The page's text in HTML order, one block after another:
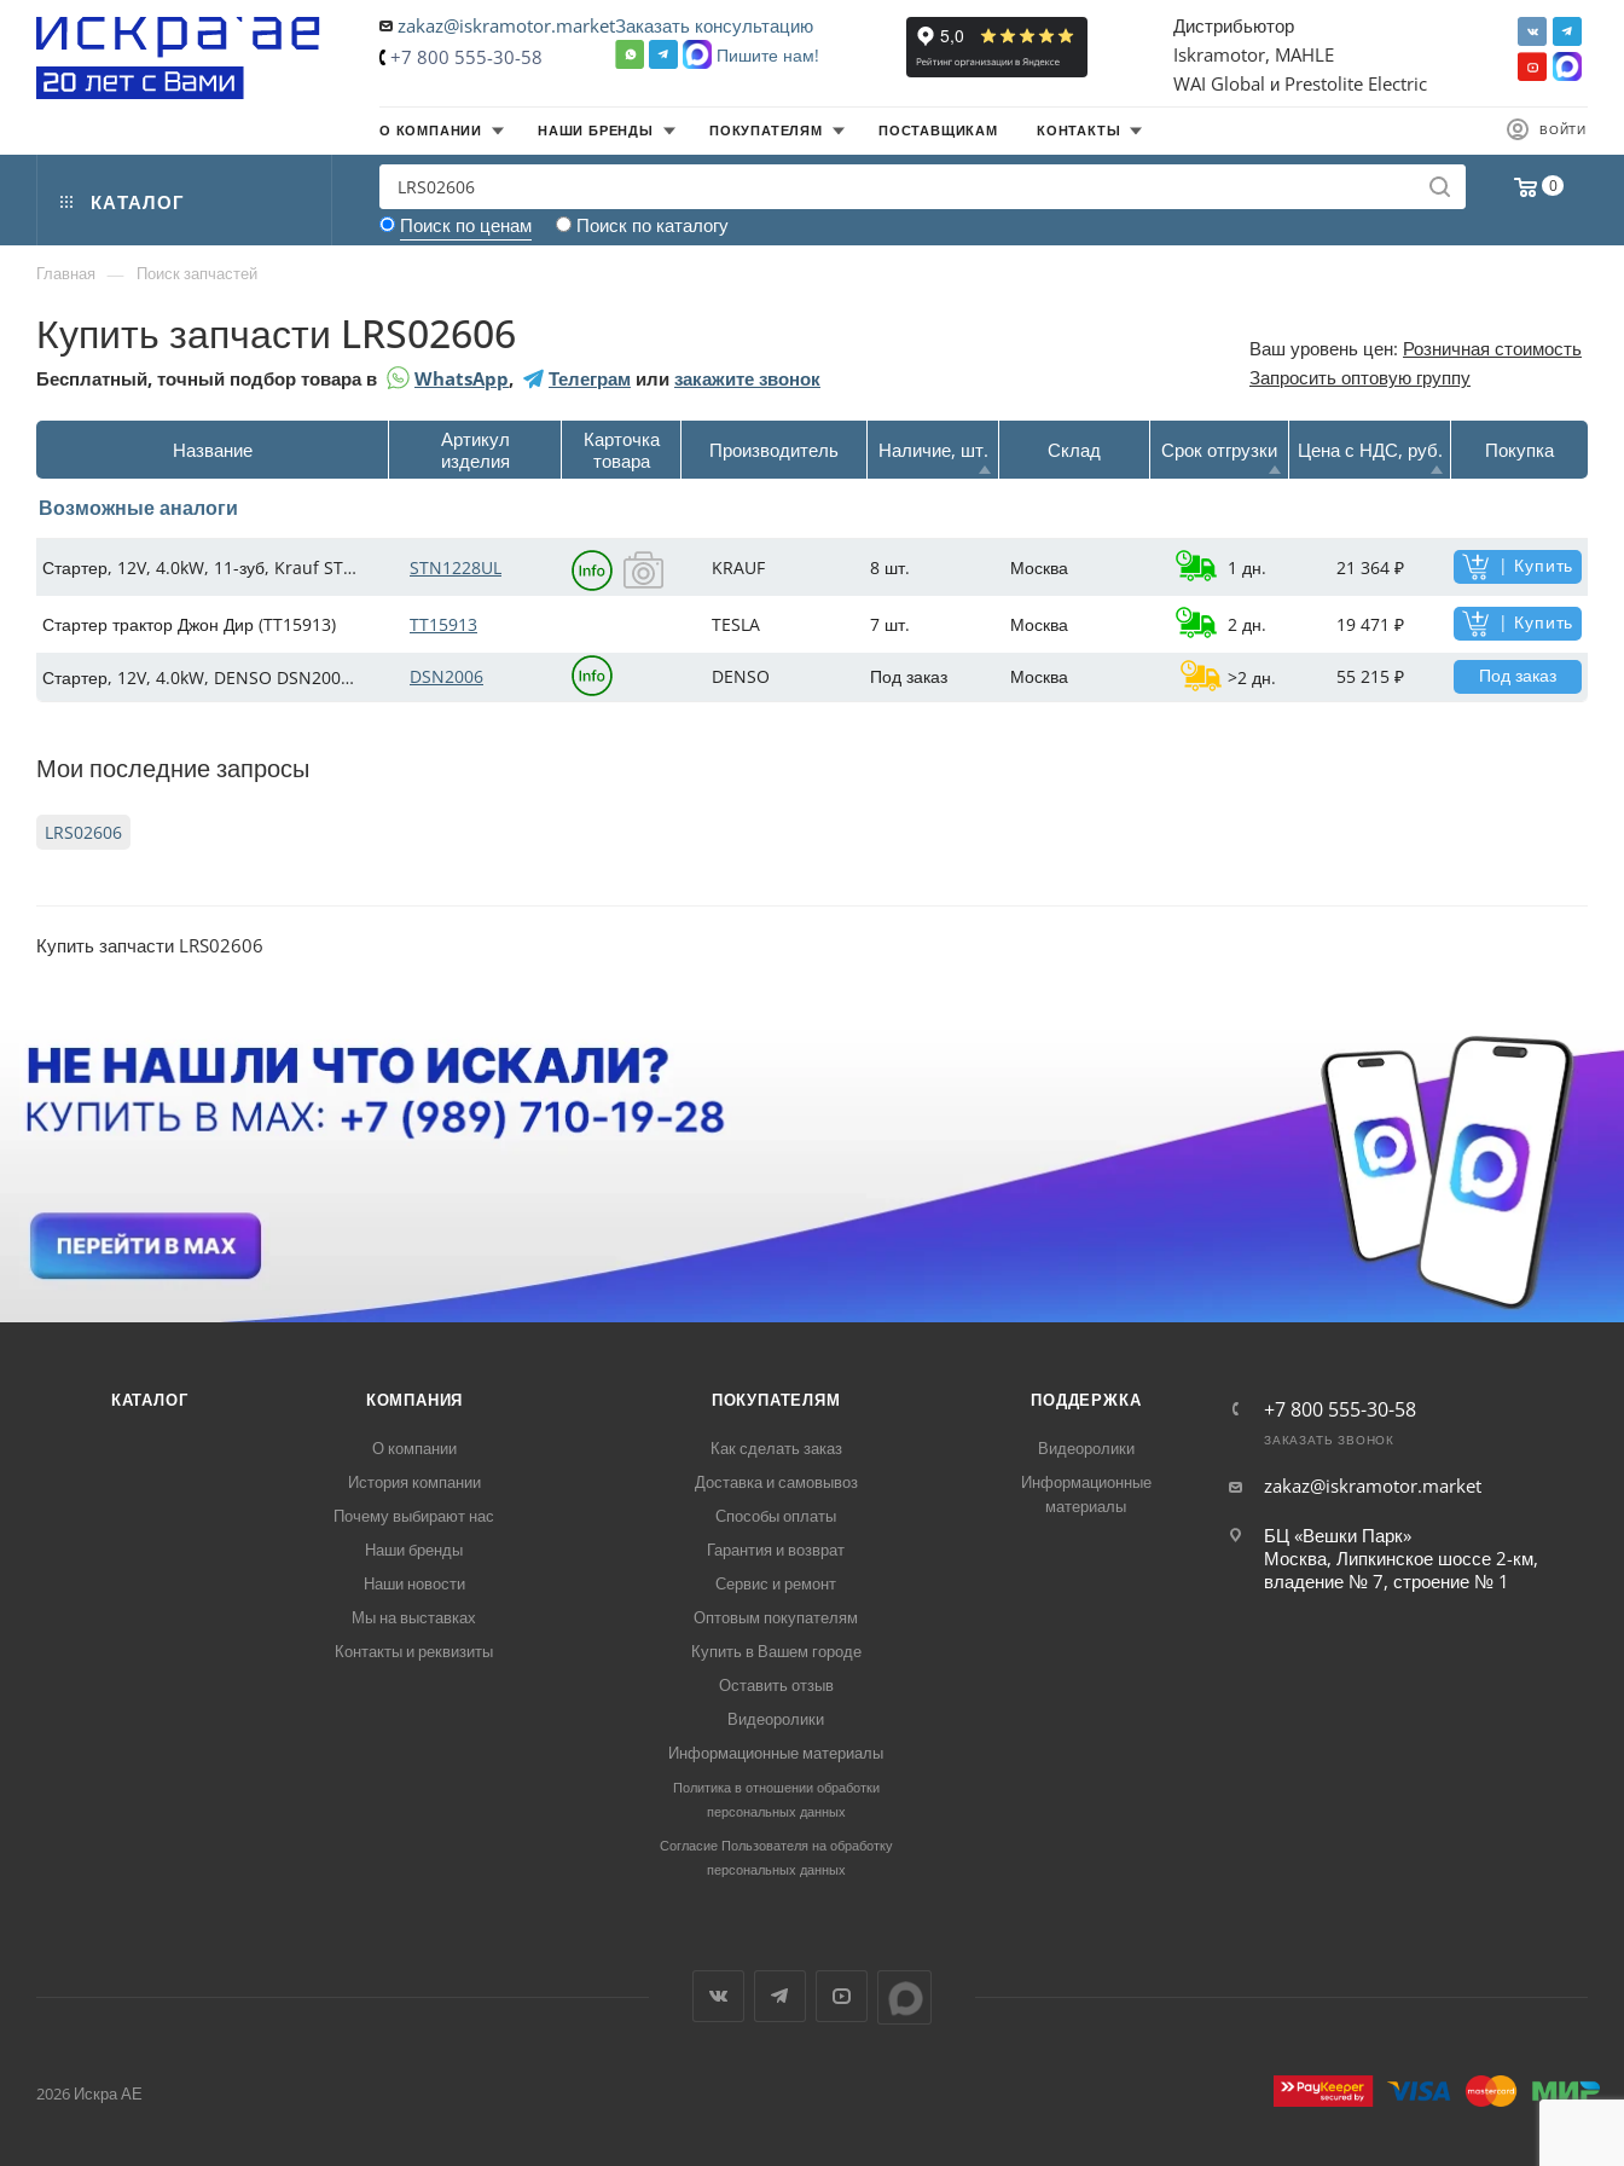
zakaz@iskramotor.market
+7 800 555-30-58
Заказать консультацию
Пишите нам!
Дистрибьютор
Iskramotor, MAHLE
WAI Global и Prestolite Electric
ВОЙТИ
О КОМПАНИИ НАШИ БРЕНДЫ ПОКУПАТЕЛЯМ ПОСТАВЩИКАМ КОНТАКТЫ
0
КАТАЛОГ
Поиск по ценам Поиск по каталогу
Главная — Поиск запчастей
Купить запчасти LRS02606 Ваш уровень цен: Розничная стоимость
Запросить оптовую группу
Бесплатный, точный подбор товара в WhatsApp, Телеграм или закажите звонок
Название
Артикул
изделия
Карточка
товара
Производитель Наличие, шт. Склад Срок отгрузки Цена с НДС, руб. Покупка
Возможные аналоги
Стартер, 12V, 4.0kW, 11-зуб, Krauf STN1228UL для John Deere, замена RE501294, RE501298, RE69704, RE70957, RE70975, SE501403, TY24439 (Искра АЕ: IMS433338) STN1228UL KRAUF 8 шт. Москва 1 дн. 21 364 ₽ | Купить
Стартер трактор Джон Дир (TT15913) TT15913 TESLA 7 шт. Москва 2 дн. 19 471 ₽ | Купить
Стартер, 12V, 4.0kW, DENSO DSN2006 для техники John Deere (Джон Дир) с дв. John Deere (Джон Дир). (2589223C91, 91-29-5458, CST40202AS, C07825, DSN2006, DSN2021, JS1228, RE501294, RE501298, RE69704, RE70957, RE70975, SE501403, TY24439, STN1228NB) (Искра АЕ DSN2006 DENSO Под заказ Москва >2 дн. 55 215 ₽ Под заказ
Мои последние запросы
LRS02606
Купить запчасти LRS02606
КАТАЛОГ КОМПАНИЯ
О компании
История компании
Почему выбирают нас
Наши бренды
Наши новости
Мы на выставках
Контакты и реквизиты
ПОКУПАТЕЛЯМ
Как сделать заказ
Доставка и самовывоз
Способы оплаты
Гарантия и возврат
Сервис и ремонт
Оптовым покупателям
Купить в Вашем городе
Оставить отзыв
Видеоролики
Информационные материалы
Политика в отношении обработки
персональных данных
Согласие Пользователя на обработку
персональных данных
ПОДДЕРЖКА
Видеоролики
Информационные
материалы
+7 800 555-30-58
ЗАКАЗАТЬ ЗВОНОК
zakaz@iskramotor.market
БЦ «Вешки Парк»
Москва, Липкинское шоссе 2-км,
владение № 7, строение № 1
2026 Искра АЕ